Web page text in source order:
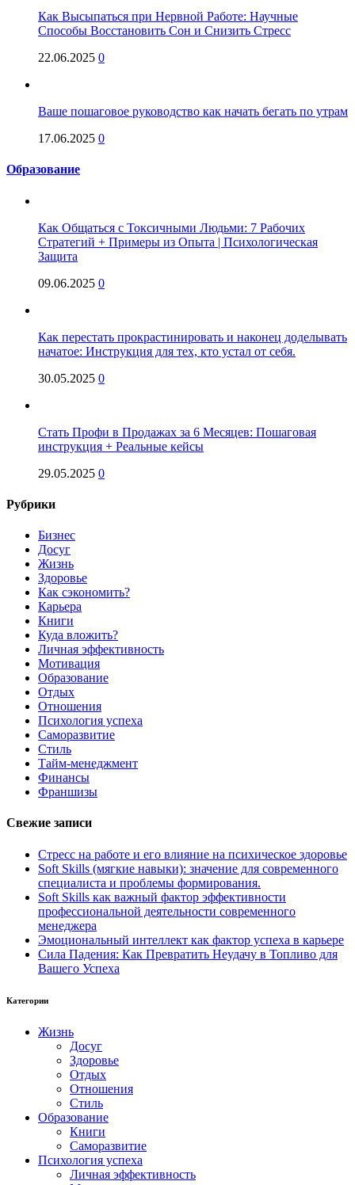
Как Высыпаться при Нервной Работе: Научные
Способы Восстановить Сон и Снизить Стресс
22.06.2025 0
Ваше пошаговое руководство как начать бегать по утрам
17.06.2025 0
Образование
Как Общаться с Токсичными Людьми: 7 Рабочих
Стратегий + Примеры из Опыта | Психологическая
Защита
09.06.2025 0
Как перестать прокрастинировать и наконец доделывать
начатое: Инструкция для тех, кто устал от себя.
30.05.2025 0
Стать Профи в Продажах за 6 Месяцев: Пошаговая
инструкция + Реальные кейсы
29.05.2025 0
Рубрики
Бизнес
Досуг
Жизнь
Здоровье
Как сэкономить?
Карьера
Книги
Куда вложить?
Личная эффективность
Мотивация
Образование
Отдых
Отношения
Психология успеха
Саморазвитие
Стиль
Тайм-менеджмент
Финансы
Франшизы
Свежие записи
Стресс на работе и его влияние на психическое здоровье
Soft Skills (мягкие навыки): значение для современного
специалиста и проблемы формирования.
Soft Skills как важный фактор эффективности
профессиональной деятельности современного
менеджера
Эмоциональный интеллект как фактор успеха в карьере
Сила Падения: Как Превратить Неудачу в Топливо для
Вашего Успеха
Категории
Жизнь
Досуг
Здоровье
Отдых
Отношения
Стиль
Образование
Книги
Саморазвитие
Психология успеха
Личная эффективность